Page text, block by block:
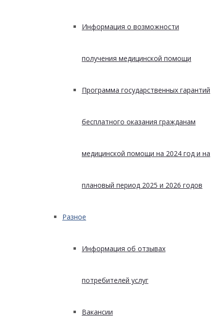
Информация о возможности
получения медицинской помощи
Программа государственных гарантий
бесплатного оказания гражданам
медицинской помощи на 2024 год и на
плановый период 2025 и 2026 годов
Разное
Информация об отзывах
потребителей услуг
Вакансии